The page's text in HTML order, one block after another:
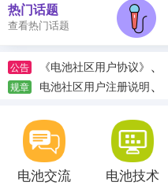
热门话题
查看热门话题
公告 《电池社区用户协议》 、
规章 电池社区用户注册说明、
电池交流 电池技术